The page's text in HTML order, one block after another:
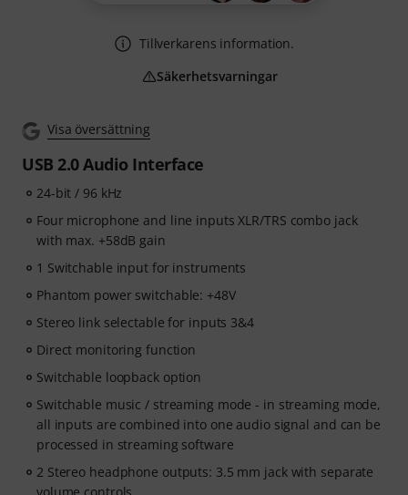
Visa översättning
USB 2.0 Audio Interface
24-bit / 96 kHz
Four microphone and line inputs XLR/TRS combo jack
with max. +58dB gain
1 Switchable input for instruments
Phantom power switchable: +48V
Stereo link selectable for inputs 3&4
Direct monitoring function
Switchable loopback option
Switchable music / streaming mode - in streaming mode,
all inputs are combined into one audio signal and can be
processed in streaming software
2 Stereo headphone outputs: 3.5 mm jack with separate
Tillverkarens information.
Säkerhetsvarningar